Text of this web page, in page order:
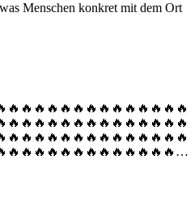
Menschen konkret mit dem Ort